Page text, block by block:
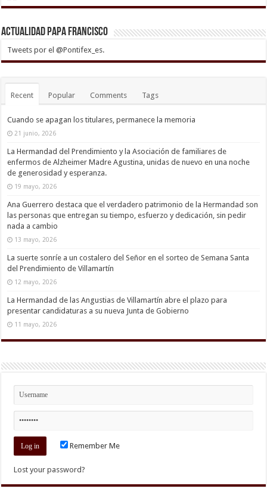
Actualidad Papa Francisco
Tweets por el @Pontifex_es.
Recent Popular Comments Tags
Cuando se apagan los titulares, permanece la memoria
21 junio, 2026
La Hermandad del Prendimiento y la Asociación de familiares de
enfermos de Alzheimer Madre Agustina, unidas de nuevo en una noche
de generosidad y esperanza.
19 mayo, 2026
Ana Guerrero destaca que el verdadero patrimonio de la Hermandad son
las personas que entregan su tiempo, esfuerzo y dedicación, sin pedir
nada a cambio
13 mayo, 2026
La suerte sonríe a un costalero del Señor en el sorteo de Semana Santa
del Prendimiento de Villamartín
12 mayo, 2026
La Hermandad de las Angustias de Villamartín abre el plazo para
presentar candidaturas a su nueva Junta de Gobierno
11 mayo, 2026
Remember Me
Lost your password?